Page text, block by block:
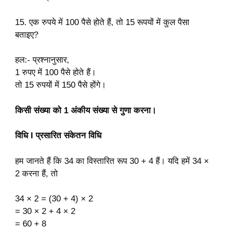
15. एक रुपये में 100 पैसे होते हैं, तो 15 रूपयों में कुल पैसा
बताइए?
हल:- प्रश्नानुसार,
1 रुपए में 100 पैसे होते हैं।
तो 15 रुपयों में 150 पैसे होंगे।
किसी संख्या को 1 अंकीय संख्या से गुणा करना।
विधि I प्रसारित संकेतन विधि
हम जानते हैं कि 34 का विस्तारित रूप 30 + 4 हैं। यदि हमें 34 ×
2 करना हैं, तो
34 × 2 = (30 + 4) × 2
= 30 × 2 + 4 × 2
= 60 + 8